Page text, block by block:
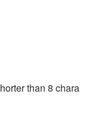
than 8 chara